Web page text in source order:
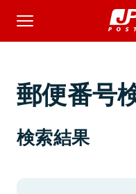
郵便番号
検索結果